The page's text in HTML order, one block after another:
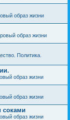
образ жизни
образ жизни
Политика.
образ жизни
образ жизни
соками
образ жизни